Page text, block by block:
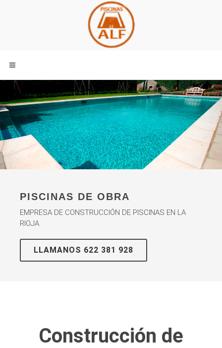
PISCINAS DE OBRA
EMPRESA DE CONSTRUCCIÓN DE PISCINAS EN LA
RIOJA
LLAMANOS 622 381 928
Construcción de